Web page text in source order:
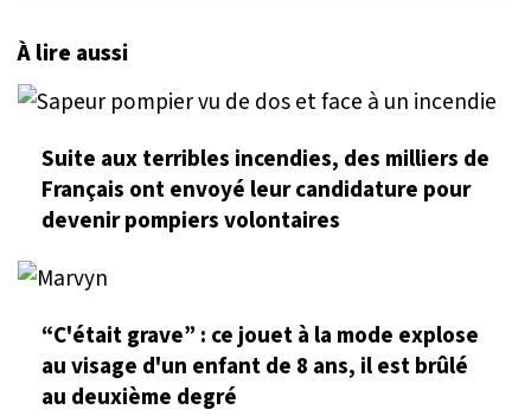
À lire aussi
Suite aux terribles incendies, des milliers de
Français ont envoyé leur candidature pour
devenir pompiers volontaires
“C'était grave” : ce jouet à la mode explose
au visage d'un enfant de 8 ans, il est brûlé
au deuxième degré